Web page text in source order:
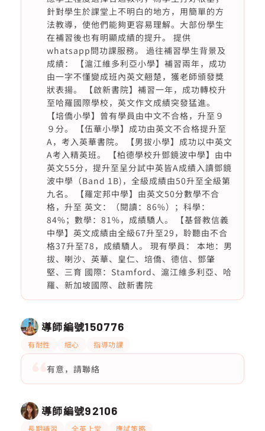
針對學生於課堂上不明白的地方，用簡單的方
法教導，使他們能夠更容易理解。大部份學生
在補習後也有明顯成績的提升。 提供
whatsapp問功課服務。 過往補習學生背景及
成績： 【滬江維多利亞小學】補習兩年，成功
由一字不懂變成班內英文翹楚，獲老師頒發獎
狀表揚。 【啟新書院】補習一年，成功轉校升
至哈羅國際學校，英文作文成績突發猛進。
【培僑小學】曾有學員由中文不合格，升至９
９分。 【伍華小學】成功由英文不合格提升至
A，考入英華書院。 【男拔小學】成功以中英文
A考入精英班。 【柏德學校升鄧鏡波中學】由中
英文55分，提升至呈分試中英皆A成績入讀鄧鏡
波中學（Band 1B)，全級成績由50升至全級第
九名。 【羅定邦中學】由英文50分數學不合
格，升至 英文：（閱讀：86%）；科學：
84%；數學：81%，成績驕人。 【基督教信義
中學】英文成績由全級67升至29，聆聽由不合
格37升至78，成績驕人。 現有學員： 本地：男
拔、喇沙、英華、皇仁、培僑、德信、鄧肇
堅、三育 國際：Stamford、滬江維多利亞、哈
羅、新加坡國際、啟新書院
導師編號150776
有耐性 細心 指導功課
有意，請聯絡
導師編號92106
長期補習 全英上堂 應試策略